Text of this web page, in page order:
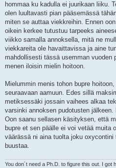
hommaa ku kadulla ei juurikaan liiku.
olen luultavasti pian pääsemässä
miten se auttaa viekkreihin. Ennen
oikein kerkee tutustuu tarpeeks
viikko samalla annoksella, mitä ne
viekkareita ole havaittavissa ja aine
mahdollisesti tässä usemman vuoden
menen iloisin mielin hoitoon.
Mielummin menis tohon bupre
seuraavaan aamuun. Edes sillä
metiksessäki jossain vaihees alkaa
varsinki annoksen pudotusten
Oon saanu sellasen käsityksen, että
bupre et sen päälle ei voi vetää muita
väärässä ni aina tuolta joku
buustaa.
You don´t need a Ph.D. to figure this out. I got